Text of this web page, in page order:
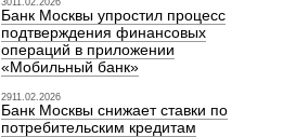
3011.02.2026
Банк Москвы упростил процесс
подтверждения финансовых
операций в приложении
«Мобильный банк»
2911.02.2026
Банк Москвы снижает ставки по
потребительским кредитам